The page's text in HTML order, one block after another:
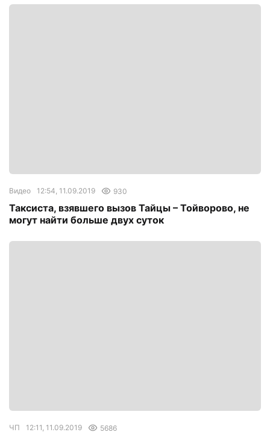
Видео 12:54, 11.09.2019 930
Таксиста, взявшего вызов Тайцы – Тойворово, не
могут найти больше двух суток
ЧП 12:11, 11.09.2019 5686